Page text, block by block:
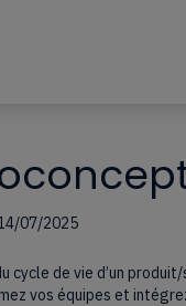
07/2025
cycle de vie d’un
vos équipes et